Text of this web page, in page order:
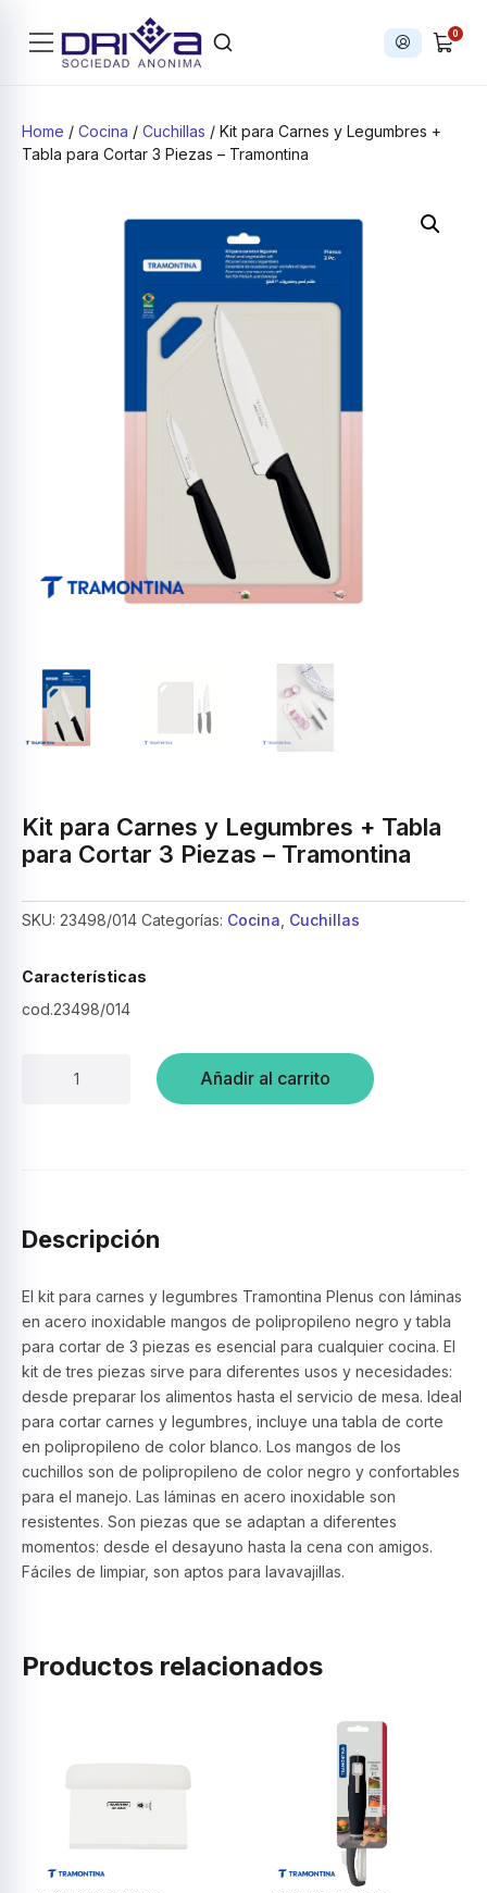
Iniciar
0
Home / Cocina / Cuchillas / Kit para Carnes y Legumbres +
Tabla para Cortar 3 Piezas – Tramontina
Kit para Carnes y Legumbres + Tabla
para Cortar 3 Piezas – Tramontina
SKU: 23498/014 Categorías: Cocina Cuchillas
Características
cod.23498/014
Cortar
Piezas
–
Tramontina
cantidad
Añadir al carrito
Descripción
El kit para carnes y legumbres Tramontina Plenus con láminas
en acero inoxidable mangos de polipropileno negro y tabla
para cortar de 3 piezas es esencial para cualquier cocina. El
kit de tres piezas sirve para diferentes usos y necesidades:
desde preparar los alimentos hasta el servicio de mesa. Ideal
para cortar carnes y legumbres, incluye una tabla de corte
en polipropileno de color blanco. Los mangos de los
cuchillos son de polipropileno de color negro y confortables
para el manejo. Las láminas en acero inoxidable son
resistentes. Son piezas que se adaptan a diferentes
momentos: desde el desayuno hasta la cena con amigos.
Fáciles de limpiar, son aptos para lavavajillas.
Productos relacionados